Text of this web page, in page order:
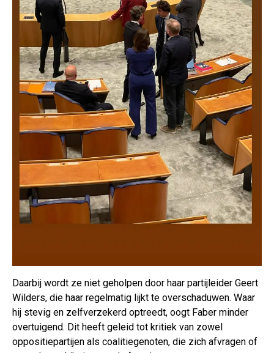
Daarbij wordt ze niet geholpen door haar partijleider Geert
Wilders, die haar regelmatig lijkt te overschaduwen. Waar
hij stevig en zelfverzekerd optreedt, oogt Faber minder
overtuigend. Dit heeft geleid tot kritiek van zowel
oppositiepartijen als coalitiegenoten, die zich afvragen of